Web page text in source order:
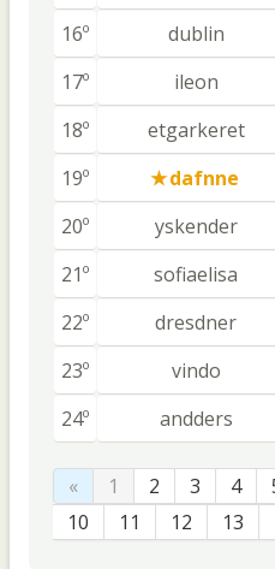
16º
dublin
17º
ileon
18º
etgarkeret
19º
dafnne
20º
yskender
21º
sofiaelisa
22º
dresdner
23º
vindo
24º
andders
« 1 2 3 4
10
11 12 13